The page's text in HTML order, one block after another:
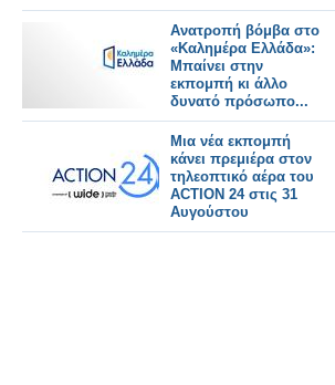
Ανατροπή βόμβα στο
«Καλημέρα Ελλάδα»:
Μπαίνει στην
εκπομπή κι άλλο
δυνατό πρόσωπο...
Μια νέα εκπομπή
κάνει πρεμιέρα στον
τηλεοπτικό αέρα του
ACTION 24 στις 31
Αυγούστου